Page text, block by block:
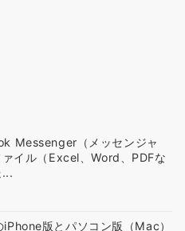
Messenger（メッセンジャ
ァイル（Excel、Word、PDFな
...
版とパソコン版（Mac）